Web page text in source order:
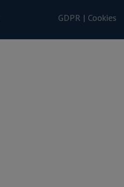
GDPR | Cookies